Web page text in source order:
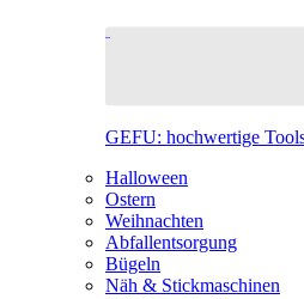
GEFU: hochwertige
Halloween
Ostern
Weihnachten
Abfallentsorgung
Bügeln
Näh & Stickmaschinen